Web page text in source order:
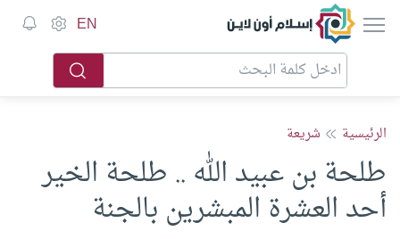
إسلام أون لاين EN
الرئيسية شريعة
طلحة بن عبيد الله .. طلحة الخير
أحد العشرة المبشرين بالجنة